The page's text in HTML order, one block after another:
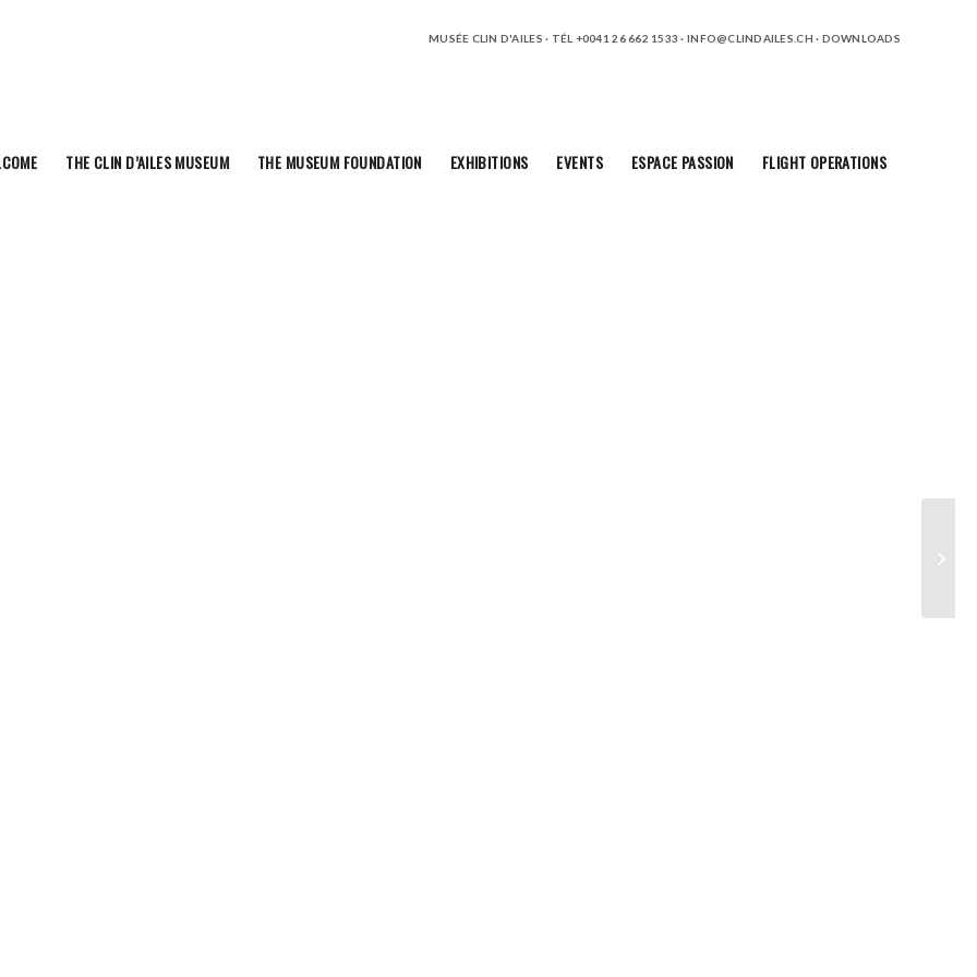
MUSÉE CLIN D'AILES · TÉL +0041 26 662 1533 · INFO@CLINDAILES.CH · DOWNLOADS
THE CLIN D’AILES MUSEUM THE MUSEUM FOUNDATION EXHIBITIONS EVENTS ESPACE PASSION FLIGHT OPERATIONS